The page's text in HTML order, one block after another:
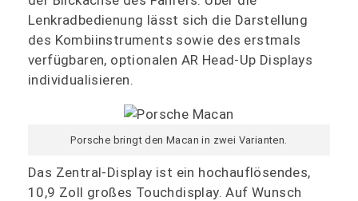
Lenkradbedienung lässt sich die Darstellung
des Kombiinstruments sowie des erstmals
verfügbaren, optionalen AR Head-Up Displays
individualisieren.
Porsche bringt den Macan in zwei Varianten.
Das Zentral-Display ist ein hochauflösendes,
10,9 Zoll großes Touchdisplay. Auf Wunsch